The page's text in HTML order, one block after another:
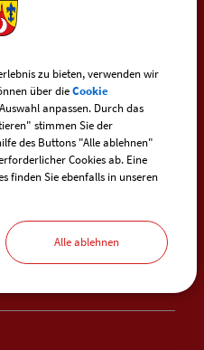
zu bieten, verwenden wir
über dieCookie
anpassen. Durch das
stimmen Sie der
des Buttons "Alle ablehnen"
Cookies ab. Eine
finden Sie ebenfalls in unseren
Alle ablehnen